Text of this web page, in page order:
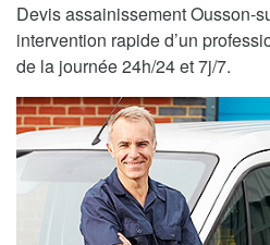
Devis assainissement Ousson-
intervention rapide d’un
de la journée 24h/24 et 7j/7.